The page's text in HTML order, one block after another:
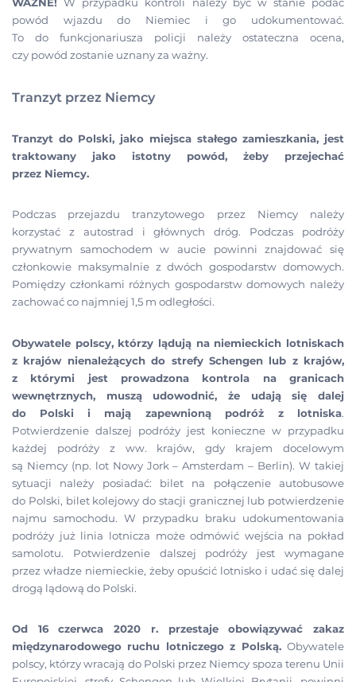
powód wjazdu do Niemiec i go udokumentować.
To do funkcjonariusza policji należy ostateczna ocena,
czy powód zostanie uznany za ważny.
Tranzyt przez Niemcy
Tranzyt do Polski, jako miejsca stałego zamieszkania, jest
traktowany jako istotny powód, żeby przejechać
przez Niemcy.
Podczas przejazdu tranzytowego przez Niemcy należy
korzystać z autostrad i głównych dróg. Podczas podróży
prywatnym samochodem w aucie powinni znajdować się
członkowie maksymalnie z dwóch gospodarstw domowych.
Pomiędzy członkami różnych gospodarstw domowych należy
zachować co najmniej 1,5 m odległości.
Obywatele polscy, którzy lądują na niemieckich lotniskach
z krajów nienależących do strefy Schengen lub z krajów,
z którymi jest prowadzona kontrola na granicach
wewnętrznych, muszą udowodnić, że udają się dalej
do Polski
i mają zapewnioną podróż z lotniska.
Potwierdzenie dalszej podróży jest konieczne w przypadku
każdej podróży z ww. krajów, gdy krajem docelowym
są Niemcy (np. lot Nowy Jork – Amsterdam – Berlin). W takiej
sytuacji należy posiadać: bilet na połączenie autobusowe
do Polski, bilet kolejowy do stacji granicznej lub potwierdzenie
najmu samochodu. W przypadku braku udokumentowania
podróży już linia lotnicza może odmówić wejścia na pokład
samolotu. Potwierdzenie dalszej podróży jest wymagane
przez władze niemieckie, żeby opuścić lotnisko i udać się dalej
drogą lądową do Polski.
Od 16 czerwca 2020 r. przestaje obowiązywać zakaz
międzynarodowego ruchu lotniczego z Polską. Obywatele
polscy, którzy wracają do Polski przez Niemcy spoza terenu Unii